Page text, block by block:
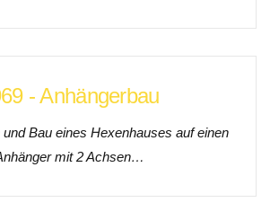
- Anhängerbau
Bau eines Hexenhauses auf einen
mit 2 Achsen…